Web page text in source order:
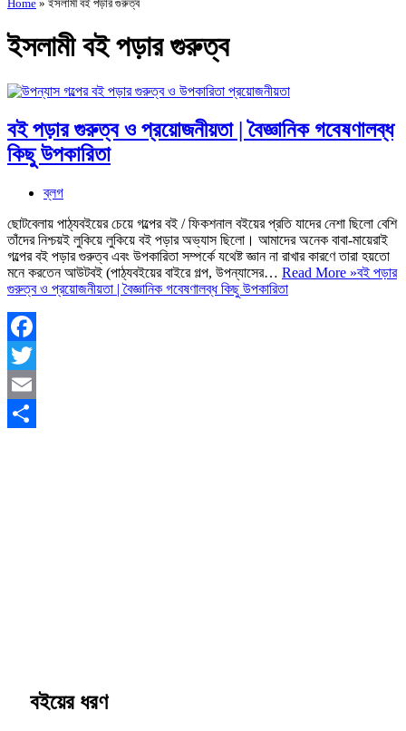
Home »ইসলামী বই পড়ার গুরুত্ব
ইসলামী বই পড়ার গুরুত্ব
বই পড়ার গুরুত্ব ও প্রয়োজনীয়তা | বৈজ্ঞানিক গবেষণালব্ধ
কিছু উপকারিতা
ব্লগ
ছোটবেলায় পাঠ্যবইয়ের চেয়ে গল্পের বই / ফিকশনাল বইয়ের প্রতি যাদের নেশা ছিলো বেশি
তাঁদের নিশ্চয়ই লুকিয়ে লুকিয়ে বই পড়ার অভ্যাস ছিলো। আমাদের অনেক বাবা-মায়েরাই
গল্পের বই পড়ার গুরুত্ব এবং উপকারিতা সম্পর্কে যথেষ্ট জ্ঞান না রাখার কারণে তারা হয়তো
মনে করতেন আউটবই (পাঠ্যবইয়ের বাইরে গল্প, উপন্যাসের… Read More »বই পড়ার
গুরুত্ব ও প্রয়োজনীয়তা | বৈজ্ঞানিক গবেষণালব্ধ কিছু উপকারিতা
Facebook
Twitter
Email
বইয়ের ধরণ